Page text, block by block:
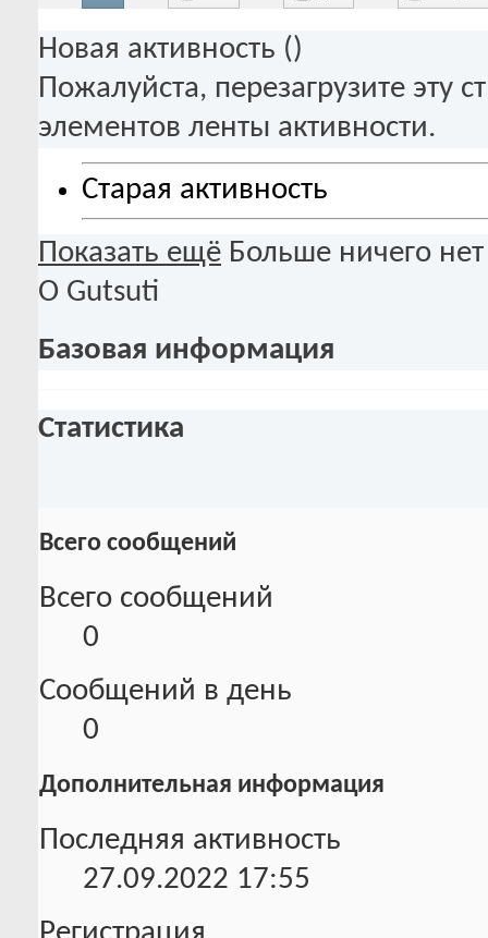
Новая активность ()
Пожалуйста, перезагрузите эту
элементов ленты активности.
Старая активность
Показать ещё Больше ничего нет
О Gutsuti
Базовая информация
Статистика
Всего сообщений
Всего сообщений
0
Сообщений в день
0
Дополнительная информация
Последняя активность
27.09.2022 17:55